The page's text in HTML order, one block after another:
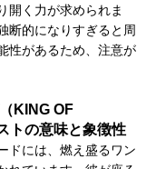
開く力が求められま
断的になりすぎると周
性があるため、注意が
KING OF
トの意味と象徴性
ドには、燃え盛るワン